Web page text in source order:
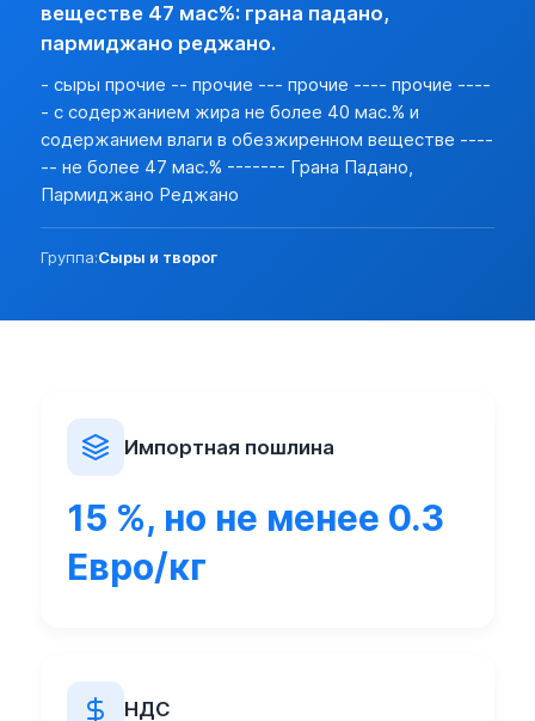
Разреш. прочие:
нет (базовая)
Прочие особености:
Экспорт:
Пошлина:
нет
Лицензирование:
нет
Разреш. прочие:
нет (базовая)
Запреты (другие страны):
веществе 47 мас%: грана падано,
пармиджано реджано.
- сыры прочие -- прочие --- прочие ---- прочие ----
- с содержанием жира не более 40 мас.% и
содержанием влаги в обезжиренном веществе ----
-- не более 47 мас.% ------- Грана Падано,
Пармиджано Реджано
Группа:Сыры и творог
Импортная пошлина
15 %, но не менее 0.3
Евро/кг
НДС